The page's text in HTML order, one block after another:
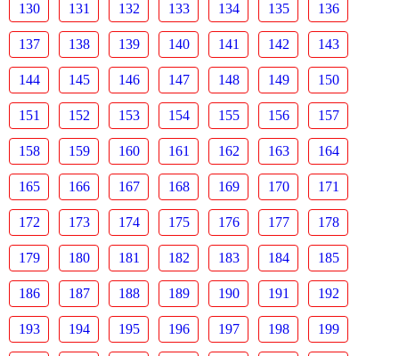
130 131 132 133 134 135 136
137 138 139 140 141 142 143
144 145 146 147 148 149 150
151 152 153 154 155 156 157
158 159 160 161 162 163 164
165 166 167 168 169 170 171
172 173 174 175 176 177 178
179 180 181 182 183 184 185
186 187 188 189 190 191 192
193 194 195 196 197 198 199